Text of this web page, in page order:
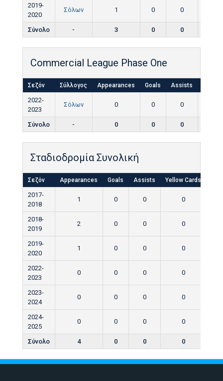
2019-
2020
Σόλων 1 0 0
Σύνολο - 3 0 0
Commercial League Phase One
Σεζόν Σύλλογος Appearances Goals Assists
2022-
2023
Σόλων 0 0 0
Σύνολο - 0 0 0
Σταδιοδρομία Συνολική
Σεζόν Appearances Goals Assists Yellow Cards
2017-
2018
1 0 0 0
2018-
2019
2 0 0 0
2019-
2020
1 0 0 0
2022-
2023
0 0 0 0
2023-
2024
0 0 0 0
2024-
2025
0 0 0 0
Σύνολο 4 0 0 0